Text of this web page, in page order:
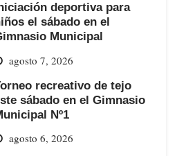
deportiva para
el sábado en el
Municipal
agosto 7, 2026
recreativo de tejo
sábado en el Gimnasio
Nº1
agosto 6, 2026